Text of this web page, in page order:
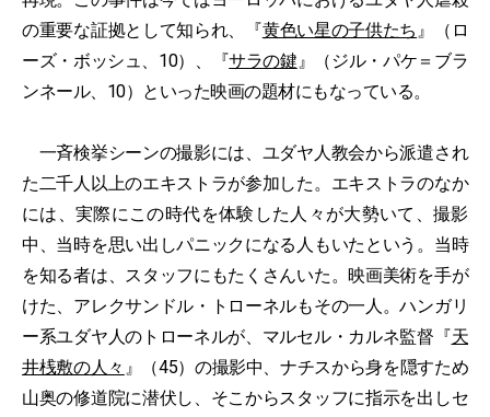
の重要な証拠として知られ、『黄色い星の子供たち 』（ロ
ーズ・ボッシュ、10）、『サラの鍵』（ジル・パケ＝ブラ
ンネール、10）といった映画の題材にもなっている。
一斉検挙シーンの撮影には、ユダヤ人教会から派遣され
た二千人以上のエキストラが参加した。エキストラのなか
には、実際にこの時代を体験した人々が大勢いて、撮影
中、当時を思い出しパニックになる人もいたという。当時
を知る者は、スタッフにもたくさんいた。映画美術を手が
けた、アレクサンドル・トローネルもその一人。ハンガリ
ー系ユダヤ人のトローネルが、マルセル・カルネ監督『天
井桟敷の人々 』（45）の撮影中、ナチスから身を隠すため
山奥の修道院に潜伏し、そこからスタッフに指示を出しセ